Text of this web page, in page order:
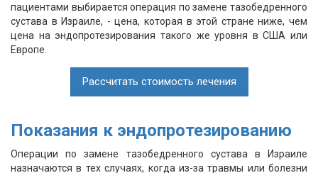
пациентами выбирается операция по замене тазобедренного
сустава в Израиле, - цена, которая в этой стране ниже, чем
цена на эндопротезирования такого же уровня в США или
Европе.
Рассчитать стоимость лечения
Показания к эндопротезированию
Операции по замене тазобедренного сустава в Израиле
назначаются в тех случаях, когда из-за травмы или болезни